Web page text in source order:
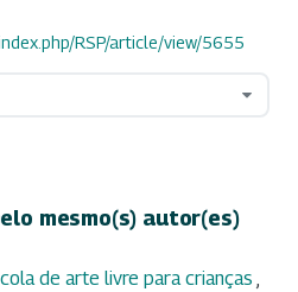
RSP/article/view/5655
mesmo(s) autor(es)
de arte livre para crianças ,